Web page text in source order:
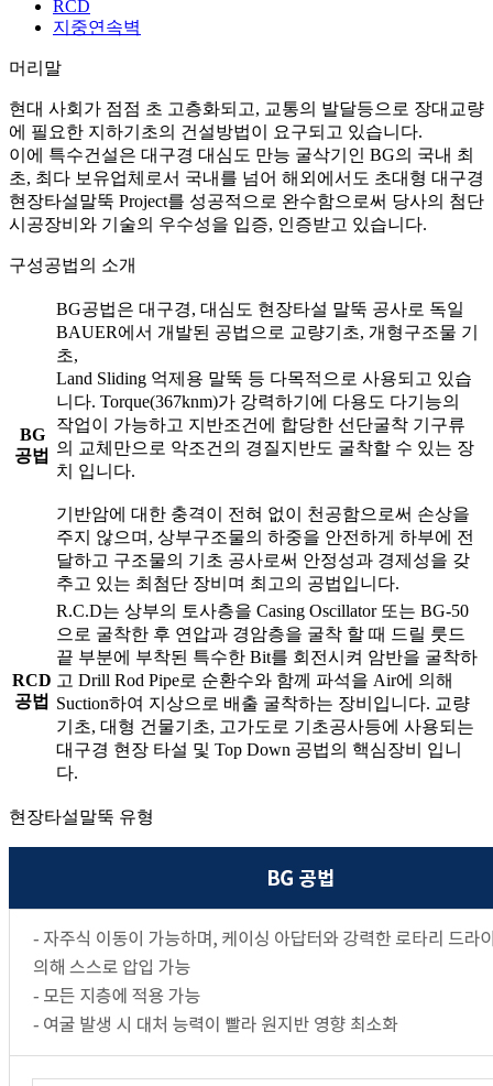
RCD
지중연속벽
머리말
현대 사회가 점점 초 고층화되고, 교통의 발달등으로 장대교량
에 필요한 지하기초의 건설방법이 요구되고 있습니다.
이에 특수건설은 대구경 대심도 만능 굴삭기인 BG의 국내 최
초, 최다 보유업체로서 국내를 넘어 해외에서도 초대형 대구경
현장타설말뚝 Project를 성공적으로 완수함으로써 당사의 첨단
시공장비와 기술의 우수성을 입증, 인증받고 있습니다.
구성공법의 소개
BG
공법
BG공법은 대구경, 대심도 현장타설 말뚝 공사로 독일
BAUER에서 개발된 공법으로 교량기초, 개형구조물 기
초,
Land Sliding 억제용 말뚝 등 다목적으로 사용되고 있습
니다. Torque(367knm)가 강력하기에 다용도 다기능의
작업이 가능하고 지반조건에 합당한 선단굴착 기구류
의 교체만으로 악조건의 경질지반도 굴착할 수 있는 장
치 입니다.
기반암에 대한 충격이 전혀 없이 천공함으로써 손상을
주지 않으며, 상부구조물의 하중을 안전하게 하부에 전
달하고 구조물의 기초 공사로써 안정성과 경제성을 갖
추고 있는 최첨단 장비며 최고의 공법입니다.
RCD
공법
R.C.D는 상부의 토사층을 Casing Oscillator 또는 BG-50
으로 굴착한 후 연압과 경암층을 굴착 할 때 드릴 룻드
끝 부분에 부착된 특수한 Bit를 회전시켜 암반을 굴착하
고 Drill Rod Pipe로 순환수와 함께 파석을 Air에 의해
Suction하여 지상으로 배출 굴착하는 장비입니다. 교량
기초, 대형 건물기초, 고가도로 기초공사등에 사용되는
대구경 현장 타설 및 Top Down 공법의 핵심장비 입니
다.
현장타설말뚝 유형